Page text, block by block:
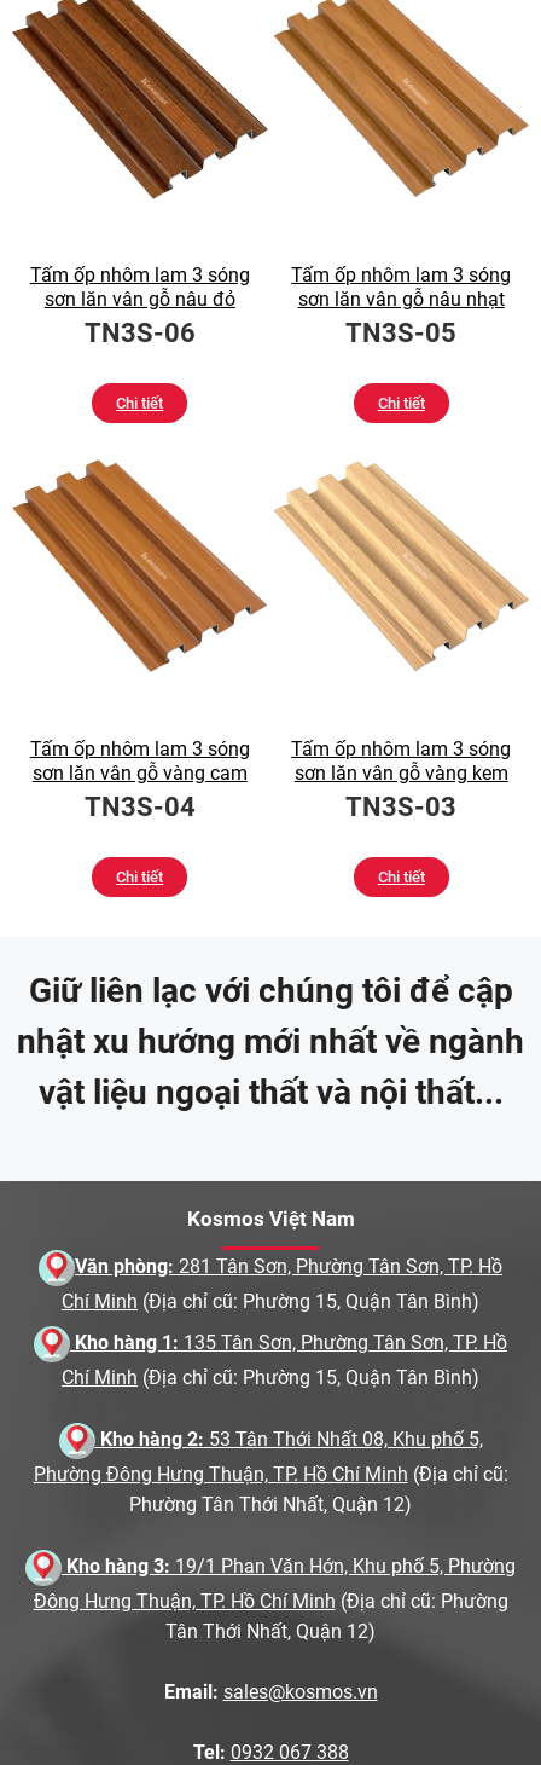
Tấm ốp nhôm lam 3 sóng
sơn lăn vân gỗ nâu đỏ
TN3S-06
Chi tiết
Tấm ốp nhôm lam 3 sóng
sơn lăn vân gỗ nâu nhạt
TN3S-05
Chi tiết
Tấm ốp nhôm lam 3 sóng
sơn lăn vân gỗ vàng cam
TN3S-04
Chi tiết
Tấm ốp nhôm lam 3 sóng
sơn lăn vân gỗ vàng kem
TN3S-03
Chi tiết
Giữ liên lạc với chúng tôi để cập
nhật xu hướng mới nhất về ngành
vật liệu ngoại thất và nội thất...
Kosmos Việt Nam
Văn phòng: 281 Tân Sơn, Phường Tân Sơn, TP. Hồ
Chí Minh (Địa chỉ cũ: Phường 15, Quận Tân Bình)
Kho hàng 1: 135 Tân Sơn, Phường Tân Sơn, TP. Hồ
Chí Minh (Địa chỉ cũ: Phường 15, Quận Tân Bình)
Kho hàng 2: 53 Tân Thới Nhất 08, Khu phố 5,
Phường Đông Hưng Thuận, TP. Hồ Chí Minh (Địa chỉ cũ:
Phường Tân Thới Nhất, Quận 12)
Kho hàng 3: 19/1 Phan Văn Hớn, Khu phố 5, Phường
Đông Hưng Thuận, TP. Hồ Chí Minh (Địa chỉ cũ: Phường
Tân Thới Nhất, Quận 12)
Email: sales@kosmos.vn
Tel: 0932 067 388